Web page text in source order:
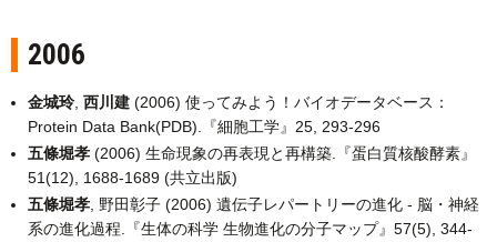
センターについて
利用規約
問合せ
2006
金城玲, 西川建 (2006) 使ってみよう！バイオデータベース：
Protein Data Bank(PDB).『細胞工学』25, 293-296
五條堀孝 (2006) 生命現象の再表現と再構築.『蛋白質核酸酵素』
51(12), 1688-1689 (共立出版)
五條堀孝 , 野田彰子 (2006) 遺伝子レパートリーの進化 - 脳・神経
系の進化過程.『生体の科学 生物進化の分子マップ』57(5), 344-